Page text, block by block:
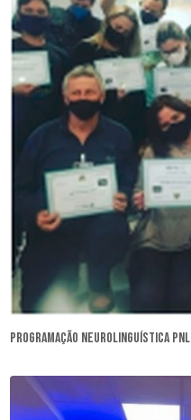
programação neurolinguística pnl